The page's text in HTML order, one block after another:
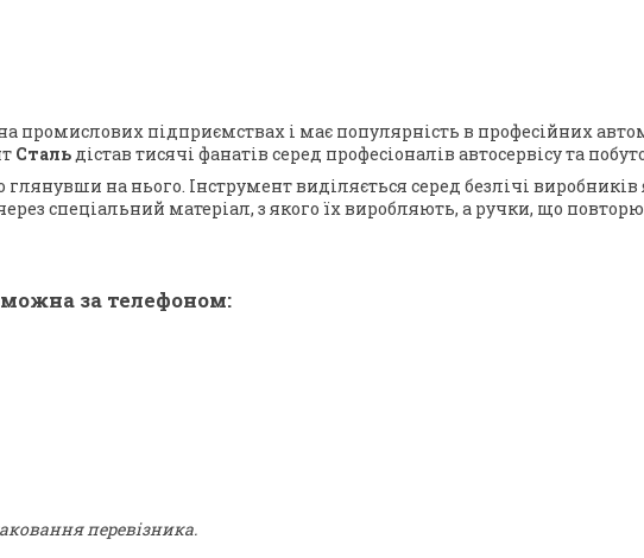
промислових підприємствах і має популярність в професійних
Стальдістав тисячі фанатів серед професіоналів автосервісу та
на нього. Інструмент виділяється серед безлічі
спеціальний матеріал, з якого їх виробляють, а ручки, що
за телефоном:
перевізника.